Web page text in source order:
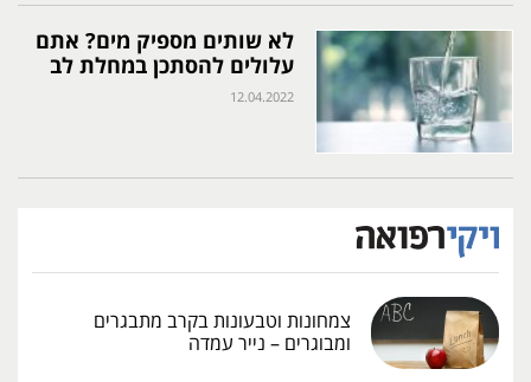
לא שותים מספיק מים? אתם
עלולים להסתכן במחלת לב
12.04.2022
צמחונות וטבעונות בקרב מתבגרים
ומבוגרים – נייר עמדה